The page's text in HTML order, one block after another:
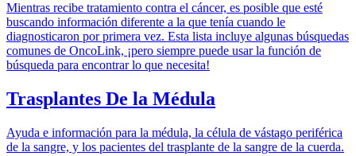
Mientras recibe tratamiento contra el cáncer, es posible que esté
buscando información diferente a la que tenía cuando le
diagnosticaron por primera vez. Esta lista incluye algunas búsquedas
comunes de OncoLink, ¡pero siempre puede usar la función de
búsqueda para encontrar lo que necesita!
Trasplantes De la Médula
Ayuda e información para la médula, la célula de vástago periférica
de la sangre, y los pacientes del trasplante de la sangre de la cuerda.